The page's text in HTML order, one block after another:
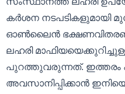
കർശന നടപടികളുമായി
ഓൺലൈൻ
ലഹരി
പുറത്തുവരുന്നത്. ഇത്തരം
അവസാനിപ്പിക്കാൻ